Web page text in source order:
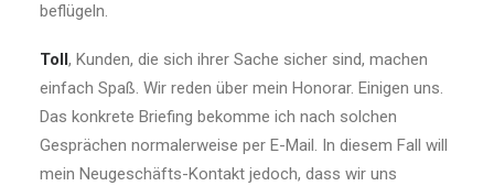
beflügeln.
Toll, Kunden, die sich ihrer Sache sicher sind, machen
einfach Spaß. Wir reden über mein Honorar. Einigen uns.
Das konkrete Briefing bekomme ich nach solchen
Gesprächen normalerweise per E-Mail. In diesem Fall will
mein Neugeschäfts-Kontakt jedoch, dass wir uns